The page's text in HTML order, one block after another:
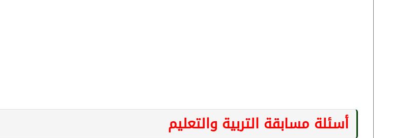
أسئلة مسابقة التربية والتعليم